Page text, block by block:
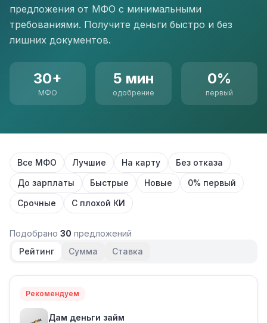
предложения от МФО с минимальными
требованиями. Получите деньги быстро и без
лишних документов.
30+
МФО
5 мин
одобрение
0%
первый
Все МФО Лучшие На карту
Без отказа
До зарплаты
Быстрые Новые
0% первый
Срочные
С плохой КИ
Подобрано 30 предложений
Рейтинг
Сумма Ставка
Рекомендуем
Дам деньги займ